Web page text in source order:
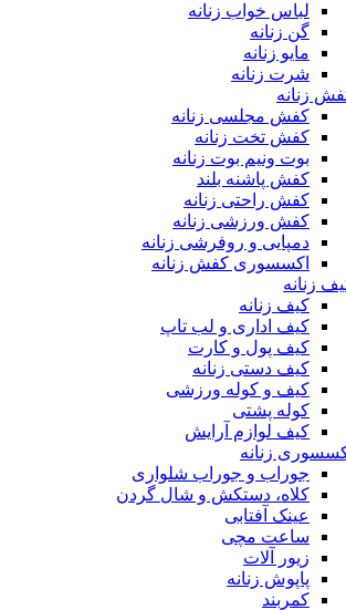
لباس خواب زنانه
گن زنانه
مایو زنانه
شرت زنانه
زنانه
کفش مجلسی زنانه
کفش تخت زنانه
بوت ونیم بوت زنانه
کفش پاشنه بلند
کفش راحتی زنانه
کفش ورزشی زنانه
دمپایی و روفرشی زنانه
اکسسوری کفش زنانه
زنانه
کیف زنانه
کیف اداری و لب تاپ
کیف پول و کارت
کیف دستی زنانه
کیف و کوله ورزشی
کوله پشتی
کیف لوازم آرایش
زنانه
جوراب و جوراب شلواری
کلاه، دستکش و شال گردن
عینک آفتابی
ساعت مچی
زیور آلات
پاپوش زنانه
کمربند